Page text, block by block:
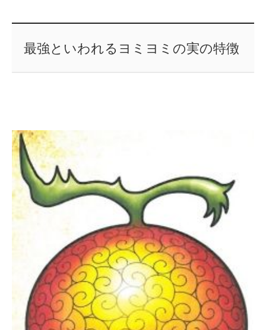
最強といわれるヨミヨミの実の特徴